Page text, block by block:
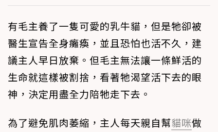
有毛主養了一隻可愛的乳牛貓，但是牠卻被
醫生宣告全身癱瘓，並且恐怕也活不久，建
議主人早日放棄。但毛主無法讓一條鮮活的
生命就這樣被割捨，看著牠渴望活下去的眼
神，決定用盡全力陪牠走下去。
為了避免肌肉萎縮，主人每天親自幫貓咪做